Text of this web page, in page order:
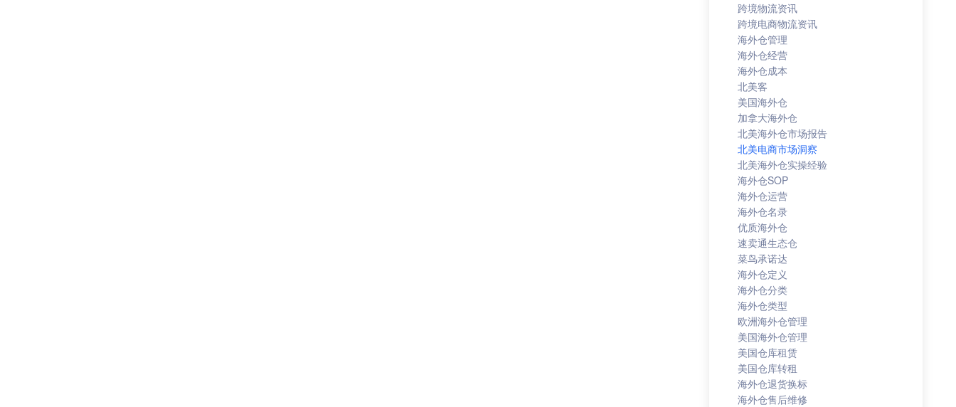
跨境物流资讯
跨境电商物流资讯
海外仓管理
海外仓经营
海外仓成本
北美客
美国海外仓
加拿大海外仓
北美海外仓市场报告
北美电商市场洞察
北美海外仓实操经验
海外仓SOP
海外仓运营
海外仓名录
优质海外仓
速卖通生态仓
菜鸟承诺达
海外仓定义
海外仓分类
海外仓类型
欧洲海外仓管理
美国海外仓管理
美国仓库租赁
美国仓库转租
海外仓退货换标
海外仓售后维修